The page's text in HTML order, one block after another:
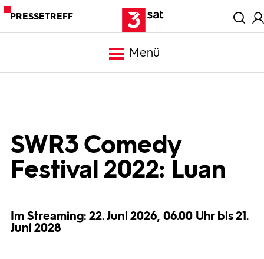
PRESSETREFF
Menü
Mediathek
Trailer
SWR3 Comedy
Festival 2022: Luan
Im Streaming: 22. Juni 2026, 06.00 Uhr bis 21.
Juni 2028